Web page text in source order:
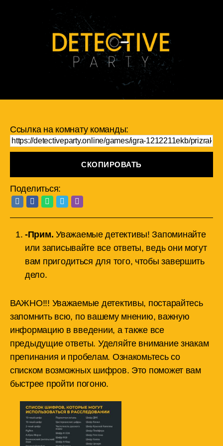
Ссылка на комнату команды:
СКОПИРОВАТЬ
Поделиться:
-Прим.Уважаемые детективы! Запоминайте
или записывайте все ответы, ведь они могут
вам пригодиться для того, чтобы завершить
дело.
ВАЖНО!!! Уважаемые детективы, постарайтесь
запомнить всю, по вашему мнению, важную
информацию в введении, а также все
предыдущие ответы. Уделяйте внимание знакам
препинания и пробелам. Ознакомьтесь со
списком возможных шифров. Это поможет вам
быстрее пройти погоню.